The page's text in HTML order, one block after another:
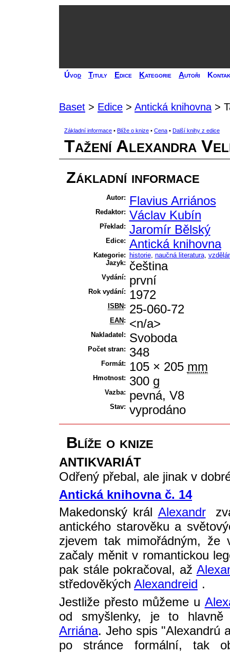
Úvod Tituly Edice Kategorie Autoři
Baset > Edice > Antická knihovna >
Základní informace • Blíže o knize • Cena • Další knihy z edice
Tažení Alexandra
Základní informace
Autor: Flavius Arriános
Redaktor: Václav Kubín
Překlad: Jaromír Bělský
Edice: Antická knihovna
Kategorie: historie, naučná literatura,
Jazyk: čeština
Vydání: první
Rok vydání: 1972
ISBN: 25-060-72
EAN: <n/a>
Nakladatel: Svoboda
Počet stran: 348
Formát: 105 × 205 mm
Hmotnost: 300 g
Vazba: pevná, V8
Stav: vyprodáno
Blíže o knize
ANTIKVARIÁT
Odřený přebal, ale jinak v
Antická knihovna č. 14
Makedonský král Alexandr
antického starověku a
zjevem tak mimořádným,
začaly měnit v romantickou
pak stále pokračoval, až
středověkých Alexandreid .
Jestliže přesto můžeme u
od smyšlenky, je to
Arriána. Jeho spis "Alexandrú
po stránce formální, tak